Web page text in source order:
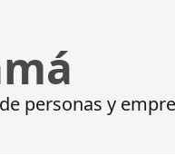
personas y